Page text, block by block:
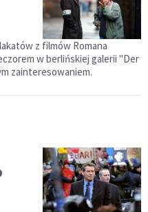
z filmów Romana
w berlińskiej galerii "Der
zainteresowaniem.